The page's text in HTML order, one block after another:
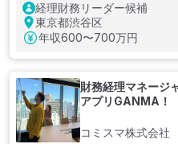
経理財務リーダー候補
東京都渋谷区
年収600〜700万円
財務経理マネージ
アプリGANMA！
コミスマ株式会社